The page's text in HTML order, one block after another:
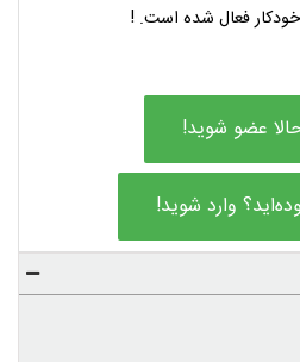
فعال شده است. !
عضو شوید!
وارد شوید!